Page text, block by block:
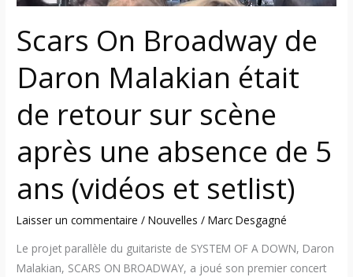
Scars On Broadway de
Daron Malakian était
de retour sur scène
après une absence de 5
ans (vidéos et setlist)
Laisser un commentaire /Nouvelles /Marc Desgagné
Le projet parallèle du guitariste de SYSTEM OF A DOWN, Daron
Malakian, SCARS ON BROADWAY, a joué son premier concert
après
absence
5
(vidéos
setlist)